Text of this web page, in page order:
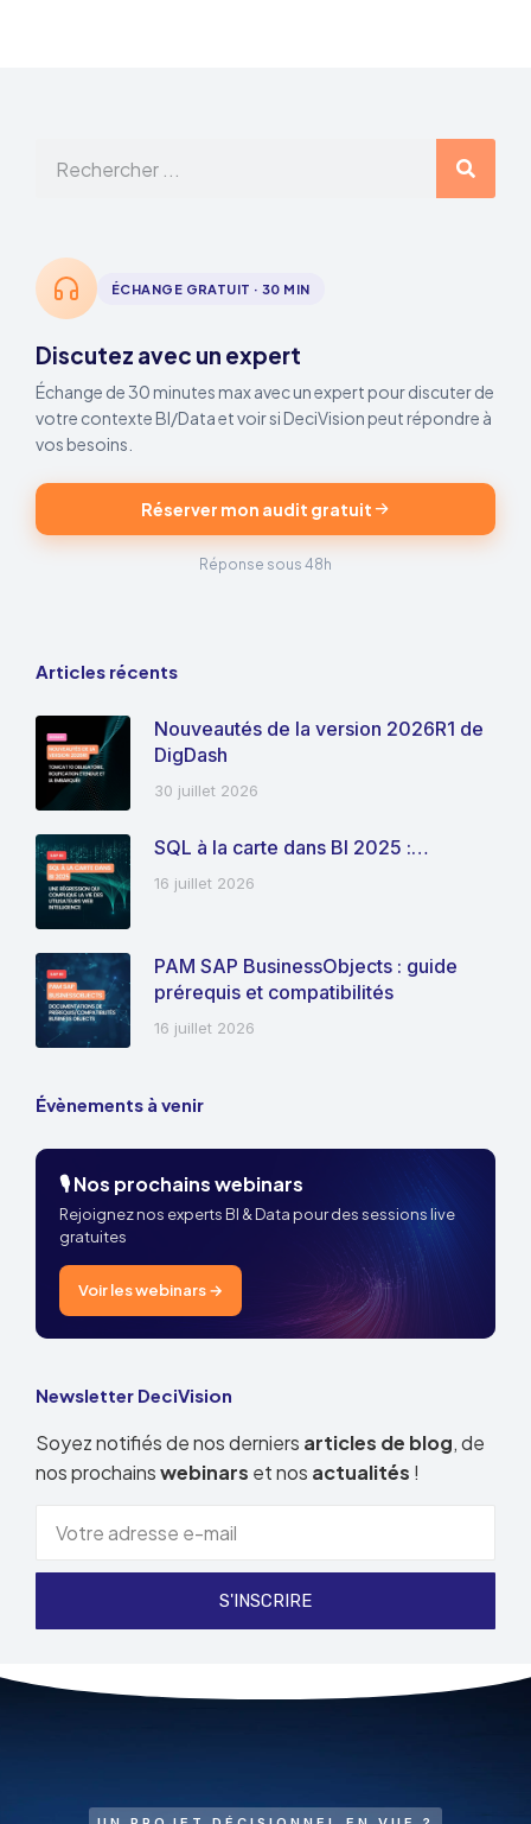
ÉCHANGE GRATUIT · 30 MIN
Discutez avec un expert
Échange de 30 minutes max avec un expert pour discuter de
votre contexte BI/Data et voir si DeciVision peut répondre à
vos besoins.
Réserver mon audit gratuit
Réponse sous 48h
Articles récents
Nouveautés de la version 2026R1 de
DigDash
30 juillet 2026
SQL à la carte dans BI 2025 :…
16 juillet 2026
PAM SAP BusinessObjects : guide
prérequis et compatibilités
16 juillet 2026
Évènements à venir
🎙️ Nos prochains webinars
Rejoignez nos experts BI & Data pour des sessions live
gratuites
Voir les webinars →
Newsletter DeciVision
Soyez notifiés de nos derniers articles de blog, de
nos prochainswebinars et nos actualités !
S'INSCRIRE